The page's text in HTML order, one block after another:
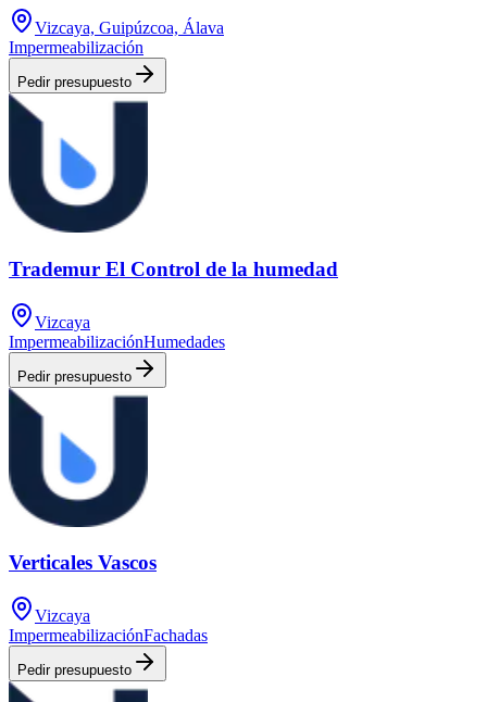
Vizcaya, Guipúzcoa, Álava
Impermeabilización
Pedir presupuesto
Trademur El Control de la humedad
Vizcaya
ImpermeabilizaciónHumedades
Pedir presupuesto
Verticales Vascos
Vizcaya
ImpermeabilizaciónFachadas
Pedir presupuesto